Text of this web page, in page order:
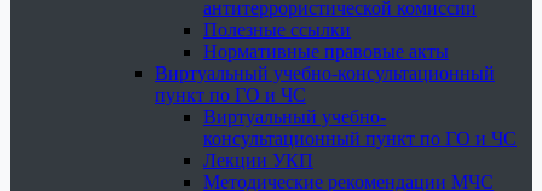
антитеррористической комиссии
Полезные ссылки
Нормативные правовые акты
Виртуальный учебно-консультационный
пункт по ГО и ЧС
Виртуальный учебно-
консультационный пункт по ГО и ЧС
Лекции УКП
Методические рекомендации МЧС